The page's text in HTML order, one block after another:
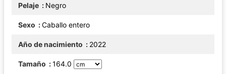
Pelaje Negro
Sexo Caballo entero
Año de nacimiento 2022
Tamaño 164.0